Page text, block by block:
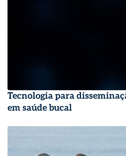
Tecnologia para
em saúde bucal